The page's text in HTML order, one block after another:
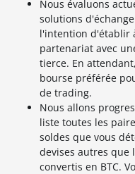
Nous évaluons
solutions
l'intention d'établir
partenariat avec
tierce. En
bourse préférée
de trading.
Nous allons
liste toutes les
soldes que vous
devises autres que
convertis en BTC.